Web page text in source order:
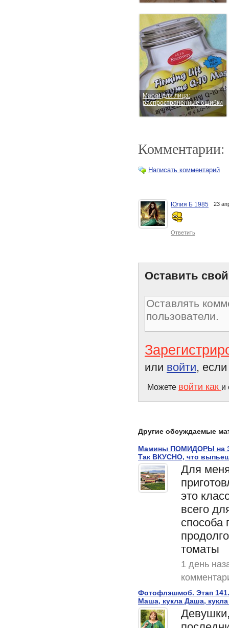
Маски для лица:
распространенные ошибки
Самые распространенные
ошибки в диете
Комментарии:
Написать комментарий
Юлия Б 1985 23
Ответить
Оставить
или войти,
Можете войти как и
Другие обсуждаемые
Мамины ПОМИДОРЫ на
Так ВКУСНО, что
Для
это
всего
способа
томаты
1 день
Фотофлэшмоб. Этап
Маша, кукла Даша,